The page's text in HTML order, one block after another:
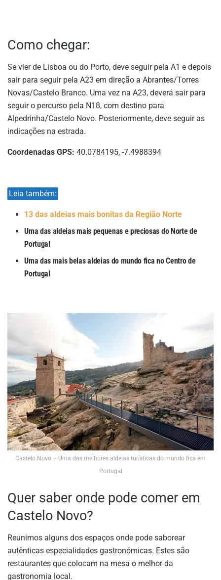
Como chegar:
Se vier de Lisboa ou do Porto, deve seguir pela A1 e depois
sair para seguir pela A23 em direção a Abrantes/Torres
Novas/Castelo Branco. Uma vez na A23, deverá sair para
seguir o percurso pela N18, com destino para
Alpedrinha/Castelo Novo. Posteriormente, deve seguir as
indicações na estrada.
Coordenadas GPS: 40.0784195, -7.4988394
Leia também:
13 das aldeias mais bonitas da Região Norte
Uma das aldeias mais pequenas e preciosas do Norte de
Portugal
Uma das mais belas aldeias do mundo fica no Centro de
Portugal
Castelo Novo – Uma das melhores aldeias turísticas do mundo fica em
Portugal
Quer saber onde pode comer em
Castelo Novo?
Reunimos alguns dos espaços onde pode saborear
autênticas especialidades gastronómicas. Estes são
restaurantes que colocam na mesa o melhor da
gastronomia local.